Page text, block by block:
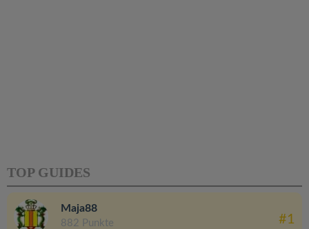
TOP GUIDES
Maja88
882 Punkte #1